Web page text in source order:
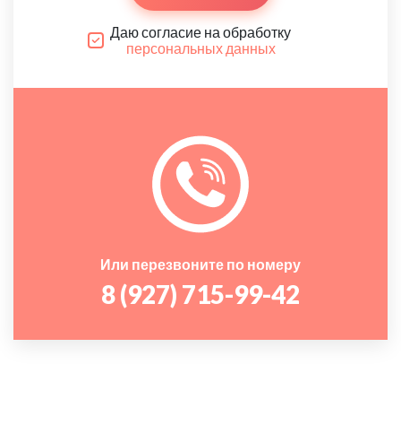
Даю согласие на обработку
персональных данных
Или перезвоните по номеру
8 (927) 715-99-42